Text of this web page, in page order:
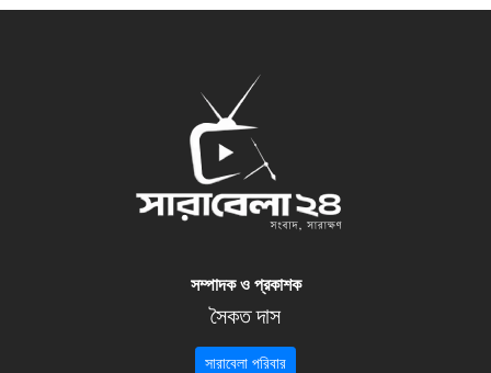
সম্পাদক ও প্রকাশক
সৈকত দাস
সারাবেলা পরিবার